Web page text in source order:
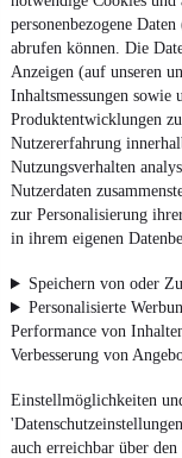
personenbezogene
abrufen können. Die
Anzeigen (auf unseren
Inhaltsmessungen sowie
Produktentwicklungen
Nutzererfahrung
Nutzungsverhalten
Nutzerdaten
zur Personalisierung
in ihrem eigenen
Speichern von oder
Personalisierte
Performance von
Verbesserung von
Einstellmöglichkeiten
auch erreichbar über
ObNeuwagen,